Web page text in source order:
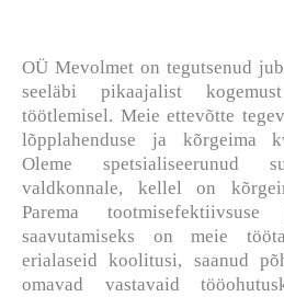
OÜ Mevolmet on tegutsenud
seeläbi pikaajalist
töötlemisel. Meie ettevõtte
lõpplahenduse ja kõrgeima
Oleme spetsialiseerunud
valdkonnale, kellel on
Parema
saavutamiseks on meie
erialaseid koolitusi, saanud
omavad vastavaid